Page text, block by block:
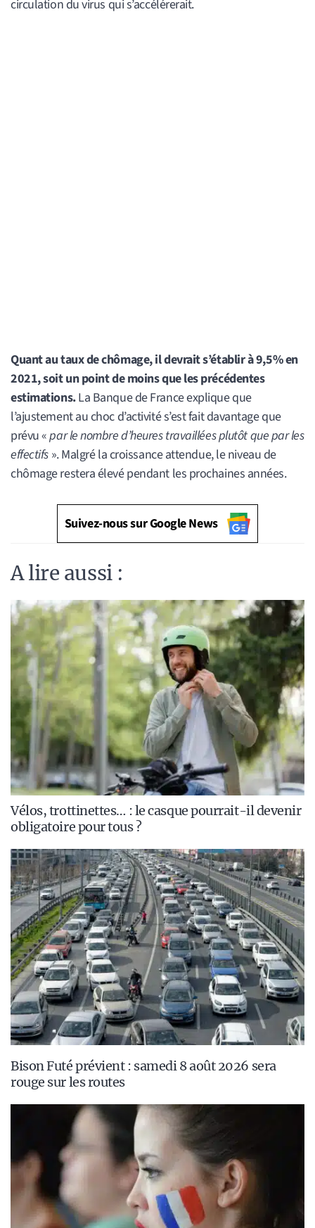
circulation du virus qui s’accélérerait.
Quant au taux de chômage, il devrait s’établir à 9,5% en
2021, soit un point de moins que les précédentes
estimations.La Banque de France explique que
l’ajustement au choc d’activité s’est fait davantage que
prévu «par le nombre d’heures travaillées plutôt que par les
effectifs». Malgré la croissance attendue, le niveau de
chômage restera élevé pendant les prochaines années.
Suivez-nous sur Google News
A lire aussi :
Vélos, trottinettes… : le casque pourrait-il devenir
obligatoire pour tous ?
Bison Futé prévient : samedi 8 août 2026 sera
rouge sur les routes